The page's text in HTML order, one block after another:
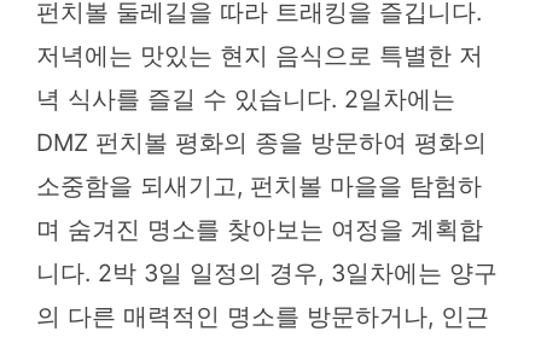
펀치볼 둘레길을 따라 트래킹을 즐깁니다.
저녁에는 맛있는 현지 음식으로 특별한 저
녁 식사를 즐길 수 있습니다. 2일차에는
DMZ 펀치볼 평화의 종을 방문하여 평화의
소중함을 되새기고, 펀치볼 마을을 탐험하
며 숨겨진 명소를 찾아보는 여정을 계획합
니다. 2박 3일 일정의 경우, 3일차에는 양구
의 다른 매력적인 명소를 방문하거나, 인근